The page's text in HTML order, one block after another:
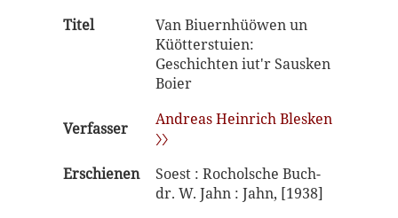
Titel
Van Biuernhüöwen un
Küötterstuien:
Geschichten iut'r Sausken
Boier
Verfasser
Andreas Heinrich Blesken
〉〉
Erschienen
Soest : Rocholsche Buch-
dr. W. Jahn : Jahn, [1938]